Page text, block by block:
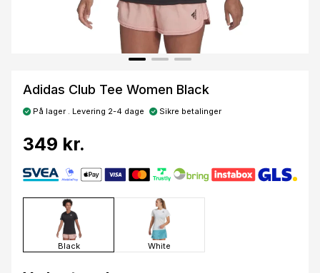
Adidas Club Tee Women Black
På lager . Levering 2-4 dage Sikre betalinger
349 kr.
Black White